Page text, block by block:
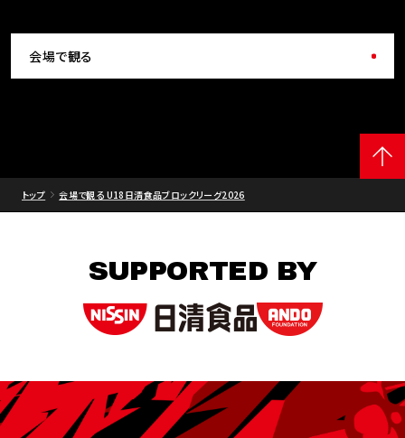
会場で観る
トップ 会場で観る U18日清食品ブロックリーグ2026
SUPPORTED BY